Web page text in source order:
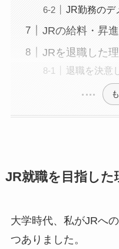
JR勤務のデ
JRの給料・昇
JRを退職した
退職を決意
JR就職を目指した
大学時代、私がJRへ
つありました。